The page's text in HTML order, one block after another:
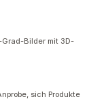
Bilder mit 3D-
sich Produkte